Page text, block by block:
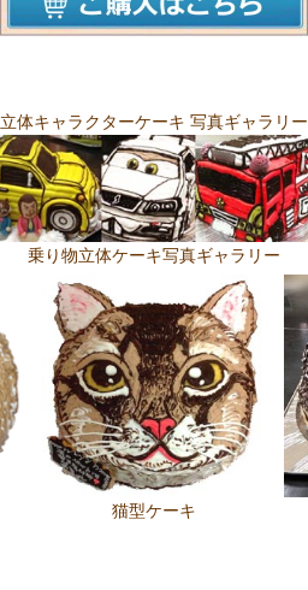
立体キャラクターケーキ 写真ギャラリー
乗り物立体ケーキ写真ギャラリー
猫型ケーキ